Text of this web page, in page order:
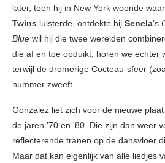
later, toen hij in New York woonde
Twins luisterde, ontdekte hij Senela’s
Blue wil hij die twee werelden
die af en toe opduikt, horen we echter
terwijl de dromerige Cocteau-sfeer
nummer zweeft.
Gonzalez liet zich voor de nieuwe
de jaren ’70 en ’80. Die zijn dan weer
reflecterende tranen op de dansvloer
Maar dat kan eigenlijk van alle liedjes